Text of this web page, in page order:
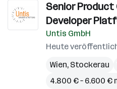
Senior Product
Developer
Untis GmbH
Heute
Wien, Stockerau
4.800 € – 6.600 €